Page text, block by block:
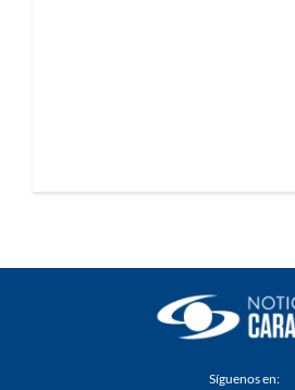
Síguenos en: